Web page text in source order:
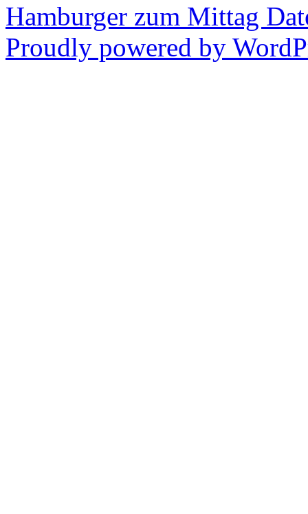
Hamburger zum Mittag
Proudly powered by